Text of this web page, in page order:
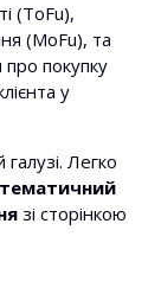
(ToFu),
(MoFu), та
про покупку
у
Легко
тематичний
зі сторінкою